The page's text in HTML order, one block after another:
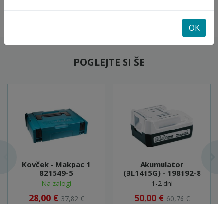
POGLEJTE SI ŠE
Kovček - Makpac 1
821549-5
Na zalogi
28,00 €37,82 €
Akumulator
(BL1415G) - 198192-8
1-2 dni
50,00 €60,76 €
OK